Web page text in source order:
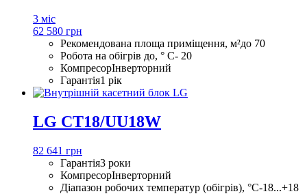
3 міс
62 580 грн
Рекомендована площа приміщення, м²до 70
Робота на обігрів до, ° С- 20
КомпресорІнверторний
Гарантія1 рік
LG CT18/UU18W
82 641 грн
Гарантія3 роки
КомпресорІнверторний
Діапазон робочих температур (обігрів), °С-18...+18